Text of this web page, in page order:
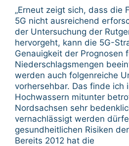
„Erneut zeigt sich, dass die
5G nicht ausreichend
der Untersuchung der
hervorgeht, kann die 5G-
Genauigkeit der Prognosen
Niederschlagsmengen
werden auch folgenreiche
vorhersehbar. Das finde ich
Hochwassern mitunter
Nordsachsen sehr
vernachlässigt werden
gesundheitlichen Risiken
Bereits 2012 hat die